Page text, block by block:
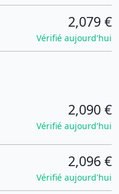
2,079 €
Vérifié aujourd'hui
2,090 €
Vérifié aujourd'hui
2,096 €
Vérifié aujourd'hui